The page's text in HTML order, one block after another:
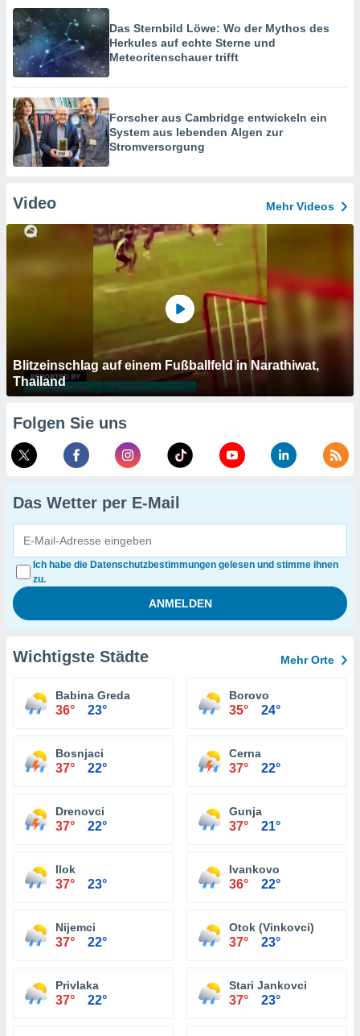
Das Sternbild Löwe: Wo der Mythos des
Herkules auf echte Sterne und
Meteoritenschauer trifft
Forscher aus Cambridge entwickeln ein
System aus lebenden Algen zur
Stromversorgung
Video Mehr Videos
Blitzeinschlag auf einem Fußballfeld in Narathiwat,
Thailand
Folgen Sie uns
Das Wetter per E-Mail
Ich habe die Datenschutzbestimmungen gelesen und stimme ihnen
zu.
Wichtigste Städte Mehr Orte
Babina Greda
36° 23°
Borovo
35° 24°
Bosnjaci
37° 22°
Cerna
37° 22°
Drenovci
37° 22°
Gunja
37° 21°
Ilok
37° 23°
Ivankovo
36° 22°
Nijemci
37° 22°
Otok (Vinkovci)
37° 23°
Privlaka
37° 22°
Stari Jankovci
37° 23°